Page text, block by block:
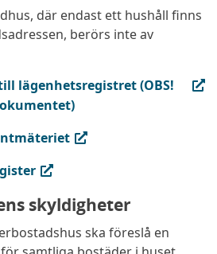
där endast ett hushåll finns
berörs inte av
lägenhetsregistret (OBS!
i ny flik)
i ny flik)
skyldigheter
ska föreslå en